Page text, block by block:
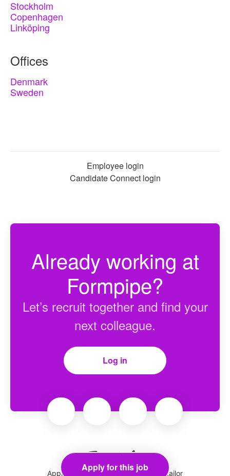
Apply for this job
Stockholm
Copenhagen
Linköping
Offices
Denmark
Sweden
Employee login
Candidate Connect login
Already working at
Formpipe?
Let’s recruit together and find your
next colleague.
Log in
Applicant tracking system by Teamtailor